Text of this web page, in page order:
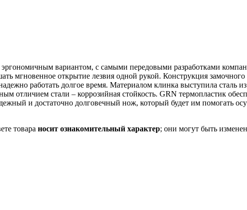
вариантом, с самыми передовыми разработками
мгновенное открытие лезвия одной рукой. Конструкция
работать долгое время. Материалом клинка выступила сталь
отличием стали – коррозийная стойкость. GRN термопластик
и достаточно долговечный нож, который будет им помогать
товара носит ознакомительный характер; они могут быть